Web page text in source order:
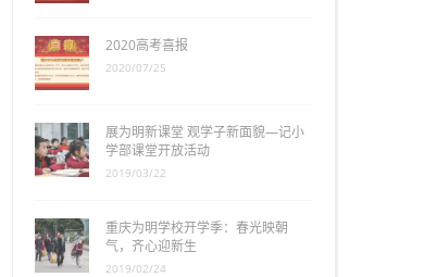
2020高考喜报
2020/07/25
展为明新课堂 观学子新面貌—记小
学部课堂开放活动
2019/03/22
重庆为明学校开学季：春光映朝
气，齐心迎新生
2019/02/24